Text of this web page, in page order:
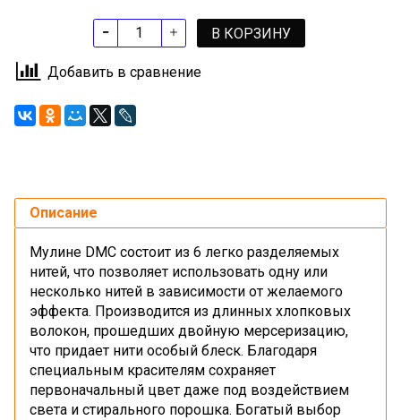
В КОРЗИНУ
Добавить в сравнение
Описание
Мулине DMC состоит из 6 легко разделяемых
нитей, что позволяет использовать одну или
несколько нитей в зависимости от желаемого
эффекта. Производится из длинных хлопковых
волокон, прошедших двойную мерсеризацию,
что придает нити особый блеск. Благодаря
специальным красителям сохраняет
первоначальный цвет даже под воздействием
света и стирального порошка. Богатый выбор